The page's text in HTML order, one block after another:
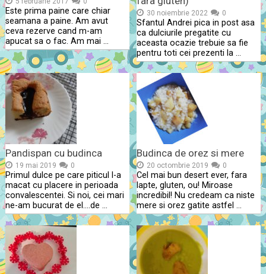
Este prima paine care chiar
seamana a paine. Am avut
ceva rezerve cand m-am
apucat sa o fac. Am mai …
30 noiembrie 2022 0
Sfantul Andrei pica in post asa
ca dulciurile pregatite cu
aceasta ocazie trebuie sa fie
pentru toti cei prezenti la …
Pandispan cu budinca
19 mai 2019 0
Primul dulce pe care piticul l-a
macat cu placere in perioada
convalescentei. Si noi, cei mari
ne-am bucurat de el….de …
Budinca de orez si mere
20 octombrie 2019 0
Cel mai bun desert ever, fara
lapte, gluten, ou! Miroase
incredibil! Nu credeam ca niste
mere si orez gatite astfel …